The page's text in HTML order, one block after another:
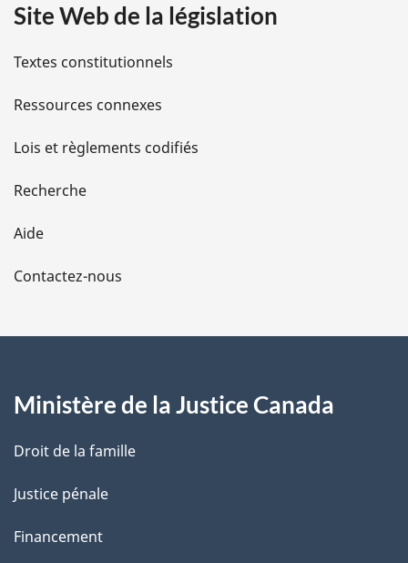
i
l
s
d
e
l
a
e
Site Web de la législation
Textes constitutionnels
Ressources connexes
Lois et règlements codifiés
Recherche
Aide
Contactez-nous
Ministère de la Justice Canada
Droit de la famille
Justice pénale
Financement